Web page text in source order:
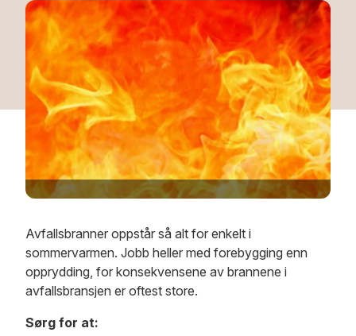
Avfallsbranner oppstår så alt for enkelt i
sommervarmen. Jobb heller med forebygging enn
opprydding, for konsekvensene av brannene i
avfallsbransjen er oftest store.
Sørg for at: